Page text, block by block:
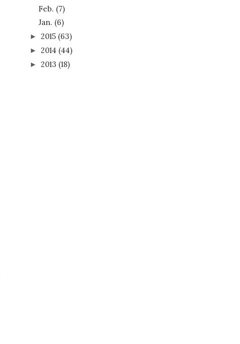
Feb. (7)
Jan. (6)
► 2015 (63)
► 2014 (44)
► 2013 (18)